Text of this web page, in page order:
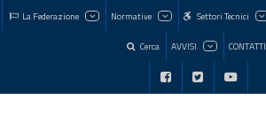
La Federazione Normative Settori Tecnici
Cerca AVVISI CONTATTI